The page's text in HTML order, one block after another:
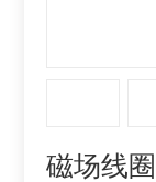
磁场线